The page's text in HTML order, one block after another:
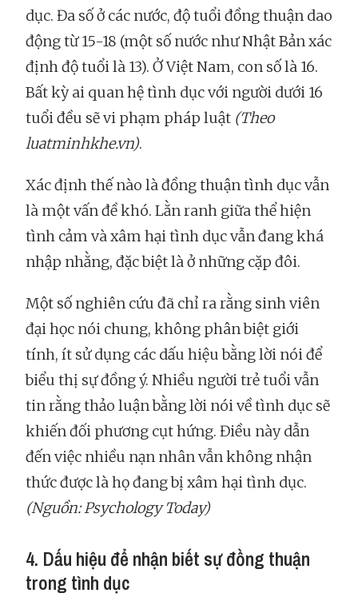
dục. Đa số ở các nước, độ tuổi đồng thuận dao
động từ 15-18 (một số nước như Nhật Bản xác
định độ tuổi là 13). Ở Việt Nam, con số là 16.
Bất kỳ ai quan hệ tình dục với người dưới 16
tuổi đều sẽ vi phạm pháp luật (Theo
luatminhkhe.vn).
Xác định thế nào là đồng thuận tình dục vẫn
là một vấn đề khó. Lằn ranh giữa thể hiện
tình cảm và xâm hại tình dục vẫn đang khá
nhập nhằng, đặc biệt là ở những cặp đôi.
Một số nghiên cứu đã chỉ ra rằng sinh viên
đại học nói chung, không phân biệt giới
tính, ít sử dụng các dấu hiệu bằng lời nói để
biểu thị sự đồng ý. Nhiều người trẻ tuổi vẫn
tin rằng thảo luận bằng lời nói về tình dục sẽ
khiến đối phương cụt hứng. Điều này dẫn
đến việc nhiều nạn nhân vẫn không nhận
thức được là họ đang bị xâm hại tình dục.
(Nguồn: Psychology Today)
4. Dấu hiệu để nhận biết sự đồng thuận
trong tình dục